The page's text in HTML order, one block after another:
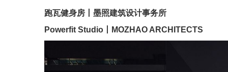
跑瓦健身房丨墨照建筑设计事务所
Powerfit Studio 丨MOZHAO ARCHITECTS